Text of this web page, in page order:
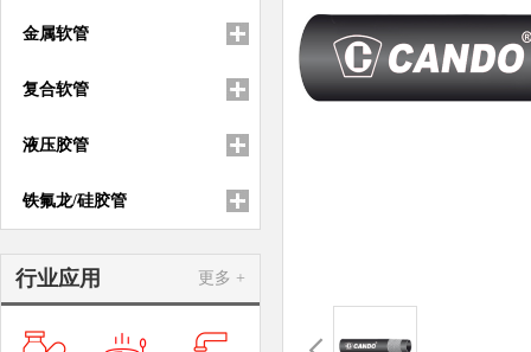
金属软管
复合软管
液压胶管
铁氟龙/硅胶管
更多 +
行业应用